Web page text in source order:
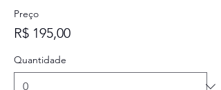
Preço
R$ 195,00
Quantidade